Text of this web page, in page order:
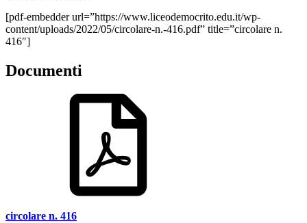
[pdf-embedder url=”https://www.liceodemocrito.edu.it/wp-
content/uploads/2022/05/circolare-n.-416.pdf” title=”circolare n.
416″]
Documenti
circolare n. 416